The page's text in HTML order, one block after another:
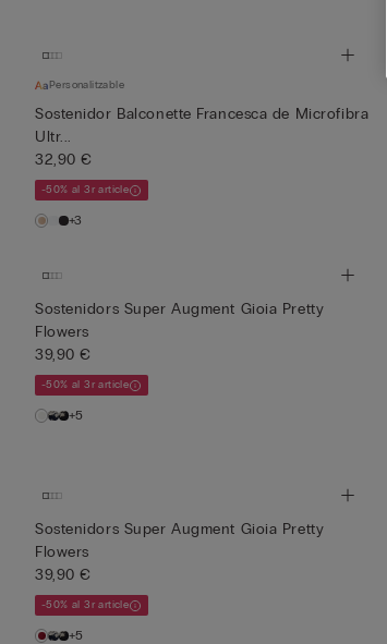
Personalitzable
Sostenidor Balconette Francesca de Microfibra
Ultr...
32,90 €
-50% al 3r article
+3
Sostenidors Super Augment Gioia Pretty
Flowers
39,90 €
-50% al 3r article
+5
Sostenidors Super Augment Gioia Pretty
Flowers
39,90 €
-50% al 3r article
+5